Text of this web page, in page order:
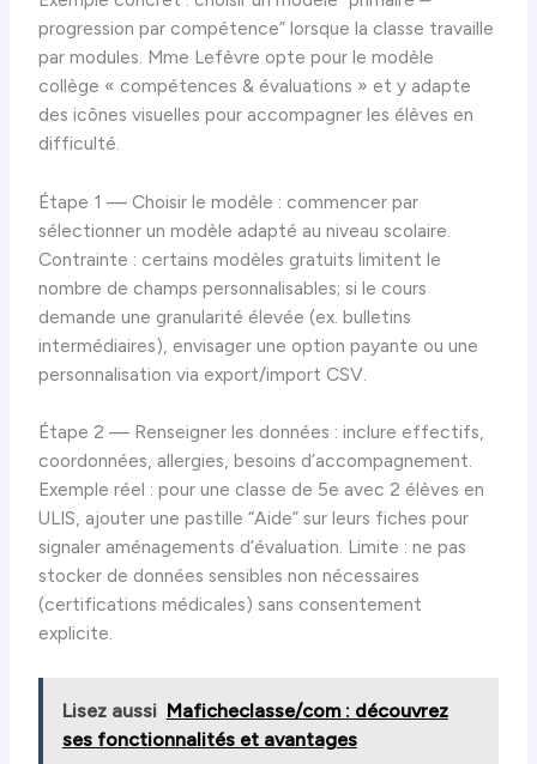
progression par compétence” lorsque la classe travaille
par modules. Mme Lefèvre opte pour le modèle
collège « compétences & évaluations » et y adapte
des icônes visuelles pour accompagner les élèves en
difficulté.
Étape 1 — Choisir le modèle : commencer par
sélectionner un modèle adapté au niveau scolaire.
Contrainte : certains modèles gratuits limitent le
nombre de champs personnalisables; si le cours
demande une granularité élevée (ex. bulletins
intermédiaires), envisager une option payante ou une
personnalisation via export/import CSV.
Étape 2 — Renseigner les données : inclure effectifs,
coordonnées, allergies, besoins d’accompagnement.
Exemple réel : pour une classe de 5e avec 2 élèves en
ULIS, ajouter une pastille “Aide” sur leurs fiches pour
signaler aménagements d’évaluation. Limite : ne pas
stocker de données sensibles non nécessaires
(certifications médicales) sans consentement
explicite.
Lisez aussi Maficheclasse/com : découvrez
ses fonctionnalités et avantages